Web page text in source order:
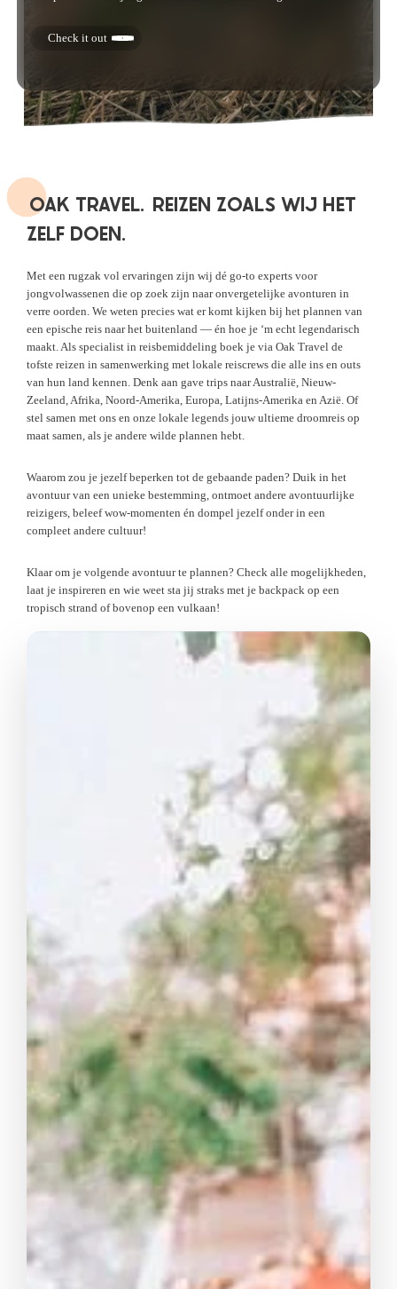
Check it out
OAK TRAVEL. REIZEN ZOALS WIJ HET
ZELF DOEN.
Met een rugzak vol ervaringen zijn wij dé go-to experts voor
jongvolwassenen die op zoek zijn naar onvergetelijke avonturen in
verre oorden. We weten precies wat er komt kijken bij het plannen van
een epische reis naar het buitenland — én hoe je ‘m echt legendarisch
maakt. Als specialist in reisbemiddeling boek je via Oak Travel de
tofste reizen in samenwerking met lokale reiscrews die alle ins en outs
van hun land kennen. Denk aan gave trips naar Australië, Nieuw-
Zeeland, Afrika, Noord-Amerika, Europa, Latijns-Amerika en Azië. Of
stel samen met ons en onze lokale legends jouw ultieme droomreis op
maat samen, als je andere wilde plannen hebt.
Waarom zou je jezelf beperken tot de gebaande paden? Duik in het
avontuur van een unieke bestemming, ontmoet andere avontuurlijke
reizigers, beleef wow-momenten én dompel jezelf onder in een
compleet andere cultuur!
Klaar om je volgende avontuur te plannen? Check alle mogelijkheden,
laat je inspireren en wie weet sta jij straks met je backpack op een
tropisch strand of bovenop een vulkaan!